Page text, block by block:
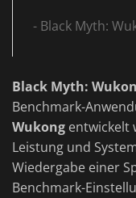
- Black Myth:
Black Myth:
Benchmark-
Wukong entwickelt
Leistung und
Wiedergabe einer
Benchmark-